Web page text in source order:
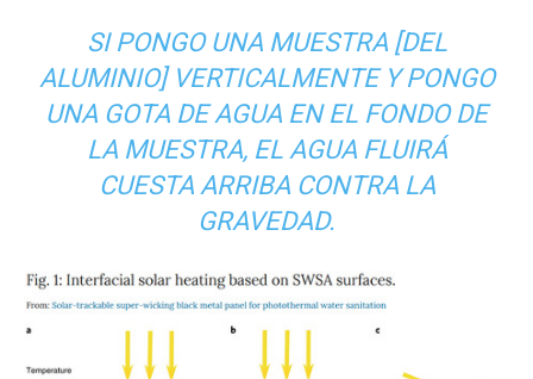
SI PONGO UNA MUESTRA [DEL
ALUMINIO] VERTICALMENTE Y PONGO
UNA GOTA DE AGUA EN EL FONDO DE
LA MUESTRA, EL AGUA FLUIRÁ
CUESTA ARRIBA CONTRA LA
GRAVEDAD.